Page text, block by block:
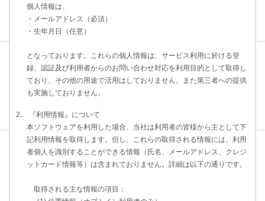
個人情報は、
・メールアドレス（必須）
・生年月日（任意）
となっております。これらの個人情報は、サービス利用に於ける登
録、認証及び利用者からのお問い合わせ対応を利用目的として取得し
ており、その他の用途で活用はしておりません。また第三者への提供
も実施しておりません。
2. 『利用情報』について
本ソフトウェアを利用した場合、当社は利用者の皆様から主として下
記利用情報を取得します。但し、これらの取得される情報には、利用
者個人を識別することができる情報（氏名、メールアドレス、クレジ
ットカード情報等）は含まれておりません。詳細は以下の通りです。
取得される主な情報の項目：